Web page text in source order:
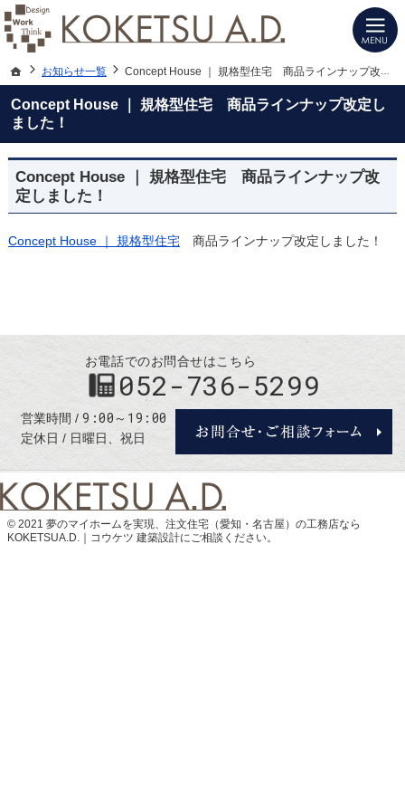
Concept House ｜ 規格型住宅 商品ラインナップ改定し
ました！
建築士と建てる高性能デザイン注文住宅（愛知・名古屋）の新築は当社へお任せく
注文住宅（愛知・名古屋）の設計施工ならKOKETSU A.D.にお任せ
Concept House ｜ 規格型住宅 商品ラインナップ改
定しました！
Concept House ｜ 規格型住宅商品ラインナップ改定しました！
ホーム
お知らせ一覧 Concept House ｜ 規格型住宅 商品ラインナップ改定しました！
お電話でのお問合せはこちら
052-736-5299
営業時間 9:00～19:00
定休日 日曜日、祝日
© 2021 夢のマイホームを実現、 注文住宅（愛知・名古屋）の工務店なら
KOKETSUA.D.｜コウケツ 建築設計にご相談ください。